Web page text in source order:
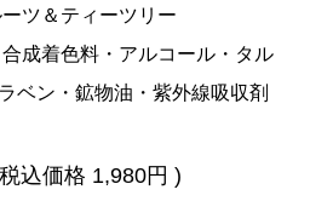
ツ＆ティーツリー
成着色料・アルコール・タル
ベン・鉱物油・紫外線吸収剤
込価格 1,980円 )